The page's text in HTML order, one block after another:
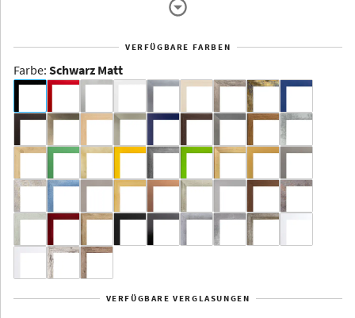
Rahmenloser
Bildhalter
Yukon
VERFÜGBARE FARBEN
Farbe: Schwarz Matt
VERFÜGBARE VERGLASUNGEN